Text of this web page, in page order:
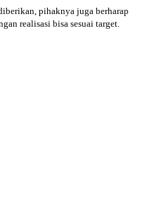
pihaknya juga berharap
realisasi bisa sesuai target.